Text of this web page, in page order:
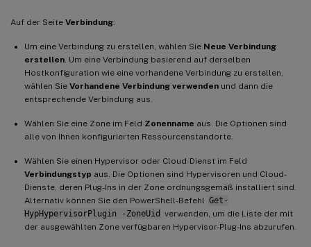
Auf der Seite Verbindung:
Um eine Verbindung zu erstellen, wählen Sie Neue Verbindung
erstellen. Um eine Verbindung basierend auf derselben
Hostkonfiguration wie eine vorhandene Verbindung zu erstellen,
wählen Sie Vorhandene Verbindung verwenden und dann die
entsprechende Verbindung aus.
Wählen Sie eine Zone im Feld Zonenname aus. Die Optionen sind
alle von Ihnen konfigurierten Ressourcenstandorte.
Wählen Sie einen Hypervisor oder Cloud-Dienst im Feld
Verbindungstyp aus. Die Optionen sind Hypervisoren und Cloud-
Dienste, deren Plug-Ins in der Zone ordnungsgemäß installiert sind.
Alternativ können Sie den PowerShell-Befehl Get-
HypHypervisorPlugin -ZoneUid verwenden, um die Liste der mit
der ausgewählten Zone verfügbaren Hypervisor-Plug-Ins abzurufen.